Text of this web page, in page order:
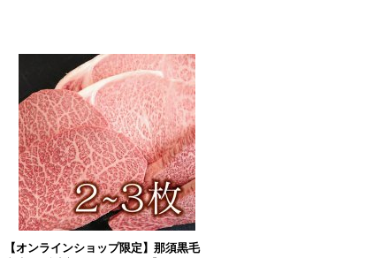
【オンラインショップ限定】那須黒毛